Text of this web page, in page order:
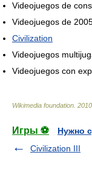
Videojuegos de
Videojuegos de
Civilization
Videojuegos
Videojuegos con
Wikimedia foundation 2010
Игры ⚽
Нужно
Civilization III